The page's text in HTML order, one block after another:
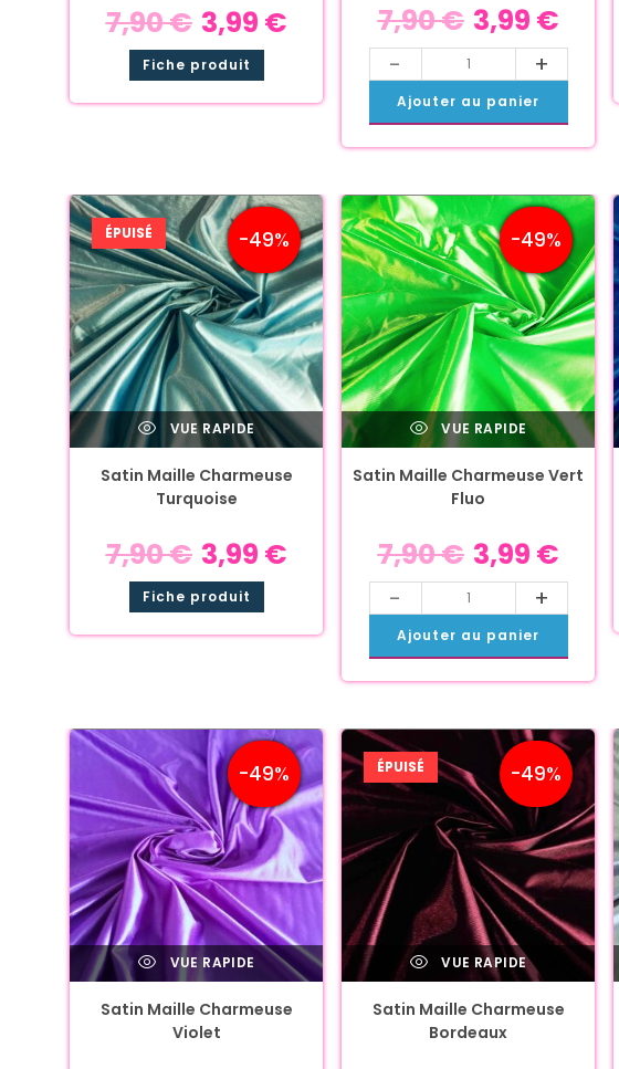
7,90€ 3,99 €
Fiche produit
7,90€ 3,99 €
- +
Ajouter au panier
-49%
ÉPUISÉ
VUE RAPIDE
Satin Maille Charmeuse
Turquoise
7,90€ 3,99 €
Fiche produit
-49%
VUE RAPIDE
Satin Maille Charmeuse Vert
Fluo
7,90€ 3,99 €
- +
Ajouter au panier
-49%
VUE RAPIDE
Satin Maille Charmeuse
Violet
-49%
ÉPUISÉ
VUE RAPIDE
Satin Maille Charmeuse
Bordeaux